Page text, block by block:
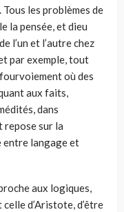
les problèmes de
la pensée, et dieu
l’un et l’autre chez
par exemple, tout
où des
aux faits,
dans
repose sur la
entre langage et
aux logiques,
d’Aristote, d’être